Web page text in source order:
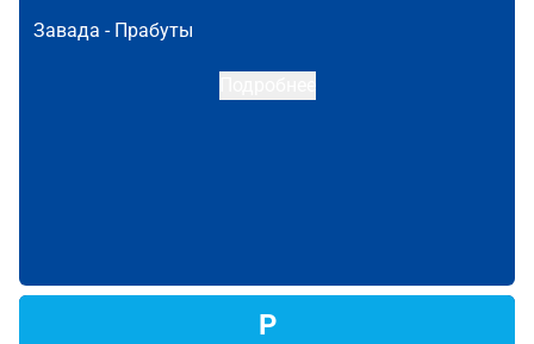
Завада - Прабуты
Р